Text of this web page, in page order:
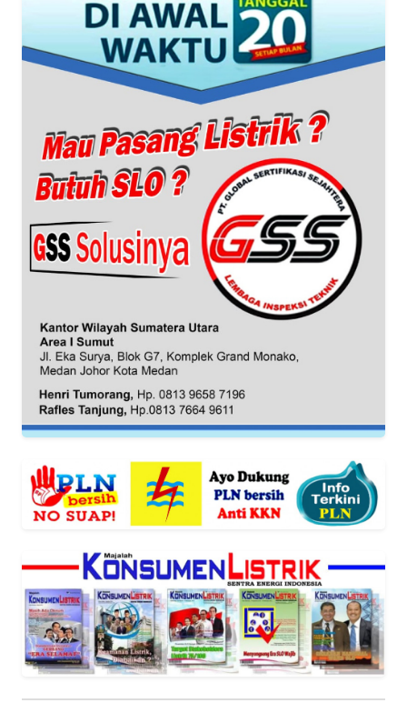
REDAKSI
DISCLAIMER
Wahana
News
Regional
WN
JAKARTA
WN
JABAR
WN
BANTEN
WN
KEPRI